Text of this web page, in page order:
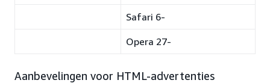
Safari 6-
Opera 27-
Aanbevelingen voor HTML-advertenties